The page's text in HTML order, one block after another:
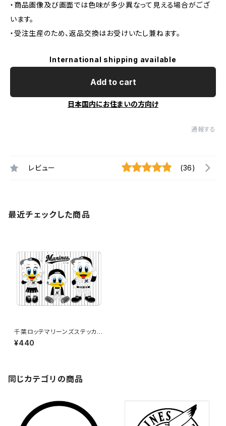
・商品画像及び画面では色味が多少異なって見える場合がござ
います。
・受注生産のため、返品交換はお受けいたし兼ねます。
International shipping available
Add to cart
日本国内にお住まいの方向け
通報する
レビュー (36)
最近チェックした商品
千葉ロッテマリーンズステッカー
10
¥440
同じカテゴリの商品